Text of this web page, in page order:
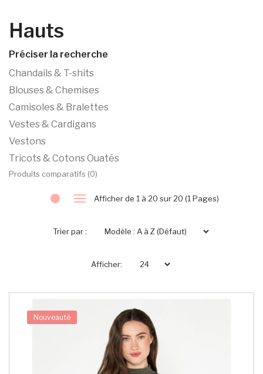
Hauts
Préciser la recherche
Chandails & T-shits
Blouses & Chemises
Camisoles & Bralettes
Vestes & Cardigans
Vestons
Tricots & Cotons Ouatés
Produits comparatifs (0)
Afficher de 1 à 20 sur 20 (1 Pages)
Trier par :
Afficher:
Nouveauté